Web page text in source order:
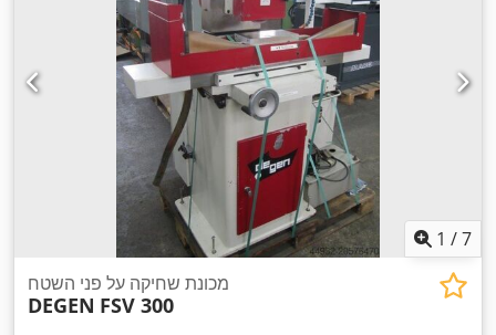
1 /7
מכונת שחיקה על פני השטח
DEGEN FSV 300